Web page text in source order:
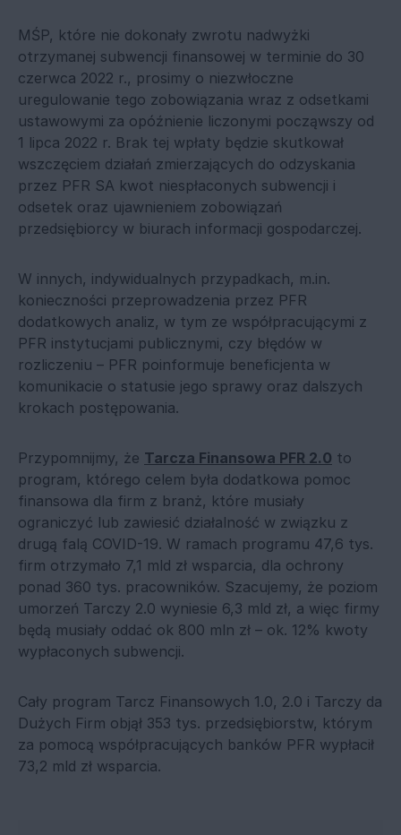
MŚP, które nie dokonały zwrotu nadwyżki
otrzymanej subwencji finansowej w terminie do 30
czerwca 2022 r., prosimy o niezwłoczne
uregulowanie tego zobowiązania wraz z odsetkami
ustawowymi za opóźnienie liczonymi począwszy od
1 lipca 2022 r. Brak tej wpłaty będzie skutkował
wszczęciem działań zmierzających do odzyskania
przez PFR SA kwot niespłaconych subwencji i
odsetek oraz ujawnieniem zobowiązań
przedsiębiorcy w biurach informacji gospodarczej.
W innych, indywidualnych przypadkach, m.in.
konieczności przeprowadzenia przez PFR
dodatkowych analiz, w tym ze współpracującymi z
PFR instytucjami publicznymi, czy błędów w
rozliczeniu – PFR poinformuje beneficjenta w
komunikacie o statusie jego sprawy oraz dalszych
krokach postępowania.
Przypomnijmy, że Tarcza Finansowa PFR 2.0 to
program, którego celem była dodatkowa pomoc
finansowa dla firm z branż, które musiały
ograniczyć lub zawiesić działalność w związku z
drugą falą COVID-19. W ramach programu 47,6 tys.
firm otrzymało 7,1 mld zł wsparcia, dla ochrony
ponad 360 tys. pracowników. Szacujemy, że poziom
umorzeń Tarczy 2.0 wyniesie 6,3 mld zł, a więc firmy
będą musiały oddać ok 800 mln zł – ok. 12% kwoty
wypłaconych subwencji.
Cały program Tarcz Finansowych 1.0, 2.0 i Tarczy da
Dużych Firm objął 353 tys. przedsiębiorstw, którym
za pomocą współpracujących banków PFR wypłacił
73,2 mld zł wsparcia.